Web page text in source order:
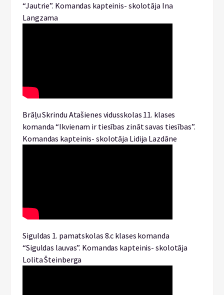
“Jautrie”. Komandas kapteinis- skolotāja Ina
Langzama
Brāļu Skrindu Atašienes vidusskolas 11. klases
komanda “Ikvienam ir tiesības zināt savas tiesības”.
Komandas kapteinis- skolotāja Lidija Lazdāne
Siguldas 1. pamatskolas 8.c klases komanda
“Siguldas lauvas”. Komandas kapteinis- skolotāja
Lolita Šteinberga